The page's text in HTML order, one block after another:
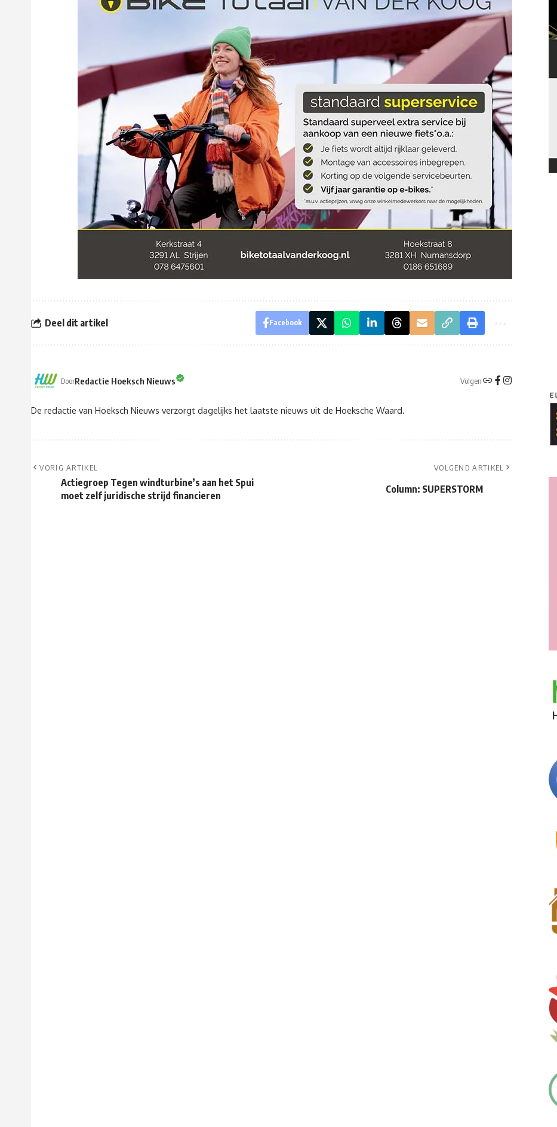
Deel dit artikel Facebook
DoorRedactie Hoeksch Nieuws Volgen
De redactie van Hoeksch Nieuws verzorgt dagelijks het laatste nieuws uit de Hoeksche Waard.
VORIG ARTIKEL
Actiegroep Tegen windturbine’s aan het Spui
moet zelf juridische strijd financieren
VOLGEND ARTIKEL
Column: SUPERSTORM